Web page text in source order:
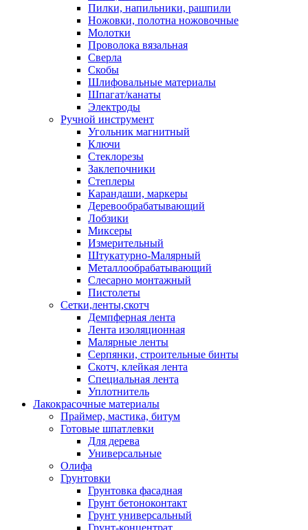
Пилки, напильники, рашпили
Ножовки, полотна ножовочные
Молотки
Проволока вязальная
Сверла
Скобы
Шлифовальные материалы
Шпагат/канаты
Электроды
Ручной инструмент
Угольник магнитный
Ключи
Стеклорезы
Заклепочники
Степлеры
Карандаши, маркеры
Деревообрабатывающий
Лобзики
Миксеры
Измерительный
Штукатурно-Малярный
Металлообрабатывающий
Слесарно монтажный
Пистолеты
Сетки,ленты,скотч
Демпферная лента
Лента изоляционная
Малярные ленты
Серпянки, строительные бинты
Скотч, клейкая лента
Специальная лента
Уплотнитель
Лакокрасочные материалы
Праймер, мастика, битум
Готовые шпатлевки
Для дерева
Универсальные
Олифа
Грунтовки
Грунтовка фасадная
Грунт бетоноконтакт
Грунт универсальный